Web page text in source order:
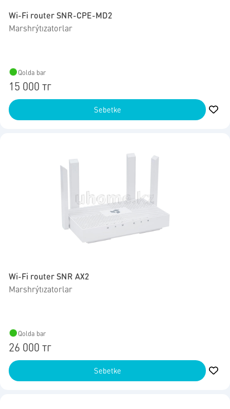
Wi-Fi router SNR-CPE-MD2
Marshrýtızatorlar
Qolda bar
15 000 тг
Sebetke
Wi-Fi router SNR AX2
Marshrýtızatorlar
Qolda bar
26 000 тг
Sebetke